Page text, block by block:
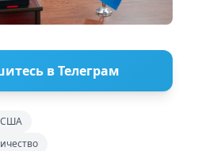
в Телеграм